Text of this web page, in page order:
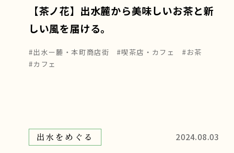
【茶ノ花】出水麓から美味しいお茶と新
しい風を届ける。
#出水ー麓・本町商店街 #喫茶店・カフェ
#お茶
#カフェ
出水をめぐる 2024.08.03